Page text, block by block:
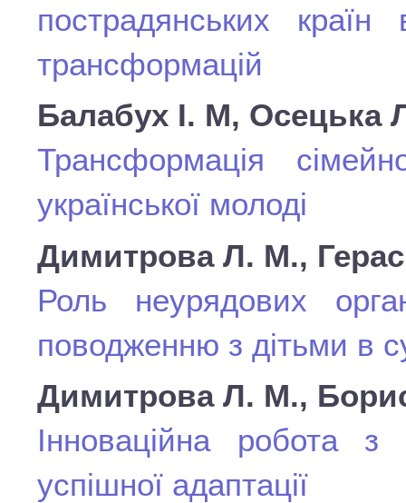
пострадянських країн
трансформацій
Балабух І. М, Осецька
Трансформація
української молоді
Димитрова Л. М.,
Роль неурядових
поводженню з дітьми в
Димитрова Л. М.,
Інноваційна робота
успішної адаптації